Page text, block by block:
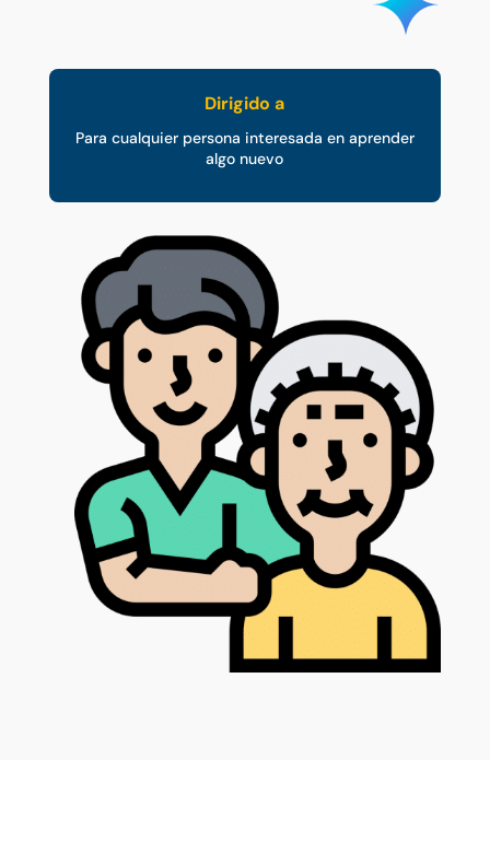
Dirigido a
Para cualquier persona interesada en aprender
algo nuevo